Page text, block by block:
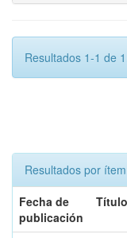
Resultados 1-1 de
Resultados por
Fecha de
publicación
Título